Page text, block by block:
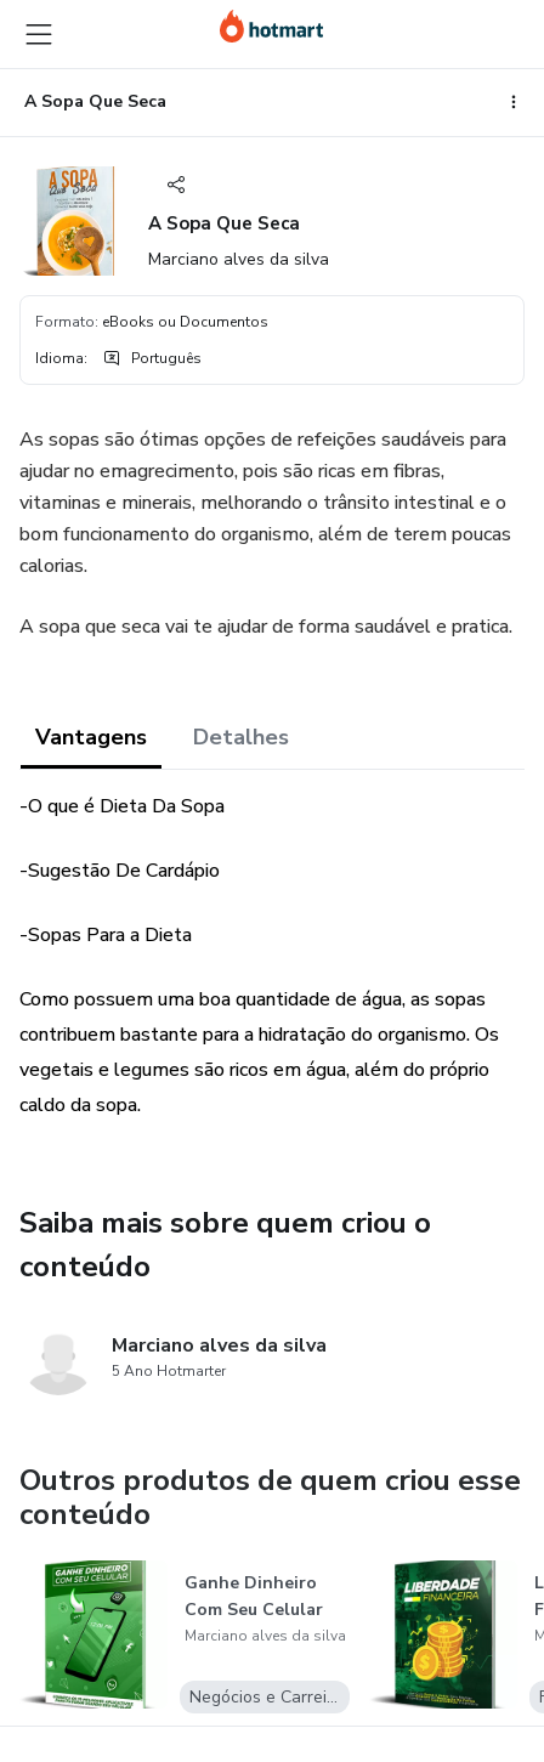
para
o
conteúdo
principal
para
o
pagamento
para
o
rodapé
A Sopa Que Seca
A Sopa Que Seca
Marciano alves da silva
Formato: eBooks ou Documentos
Idioma: Português
As sopas são ótimas opções de refeições saudáveis para
ajudar no emagrecimento, pois são ricas em fibras,
vitaminas e minerais, melhorando o trânsito intestinal e o
bom funcionamento do organismo, além de terem poucas
calorias.
A sopa que seca vai te ajudar de forma saudável e pratica.
Vantagens Detalhes
-O que é Dieta Da Sopa
-Sugestão De Cardápio
-Sopas Para a Dieta
Como possuem uma boa quantidade de água, as sopas
contribuem bastante para a hidratação do organismo. Os
vegetais e legumes são ricos em água, além do próprio
caldo da sopa.
Saiba mais sobre quem criou o
conteúdo
Marciano alves da silva
5 Ano Hotmarter
Outros produtos de quem criou esse
conteúdo
Ganhe Dinheiro
Com Seu Celular
Marciano alves da silva
Negócios e Carreira